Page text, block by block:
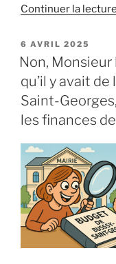
Continuer la lecture
PUBLIÉ
LE
6 AVRIL 2025
Non, Monsieur
qu’il y avait
Saint-
les finances